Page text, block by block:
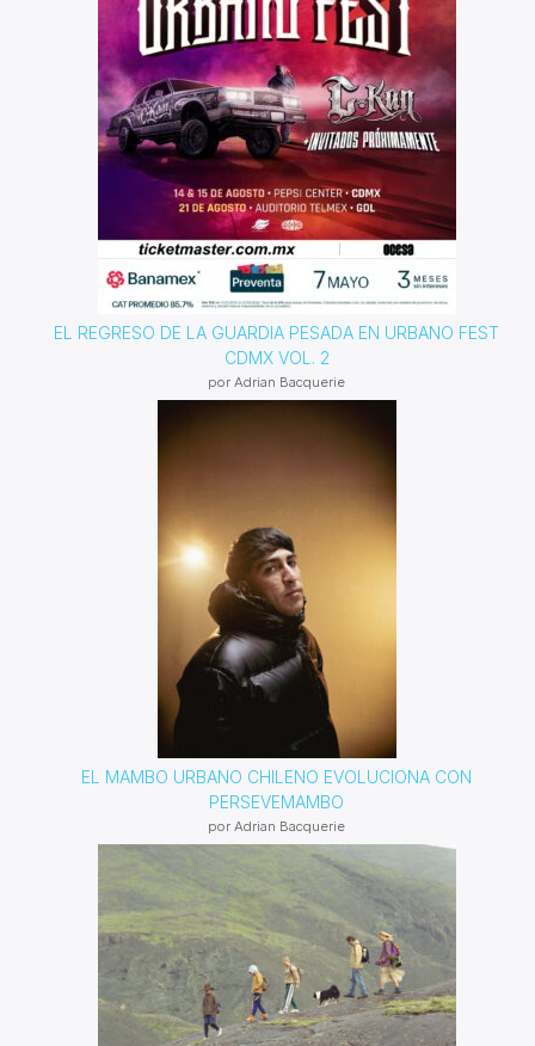
EL REGRESO DE LA GUARDIA PESADA EN URBANO FEST
CDMX VOL. 2
por Adrian Bacquerie
EL MAMBO URBANO CHILENO EVOLUCIONA CON
PERSEVEMAMBO
por Adrian Bacquerie